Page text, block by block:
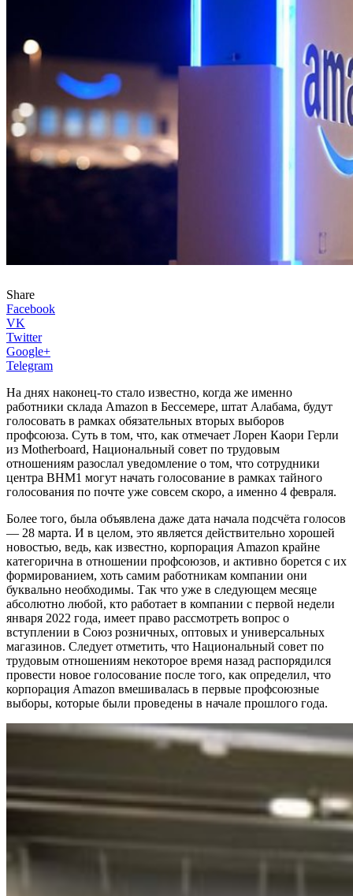
Share
Facebook
VK
Twitter
Google+
Telegram
На днях наконец-то стало известно, когда же именно
работники склада Amazon в Бессемере, штат Алабама, будут
голосовать в рамках обязательных вторых выборов
профсоюза. Суть в том, что, как отмечает Лорен Каори Герли
из Motherboard, Национальный совет по трудовым
отношениям разослал уведомление о том, что сотрудники
центра BHM1 могут начать голосование в рамках тайного
голосования по почте уже совсем скоро, а именно 4 февраля.
Более того, была объявлена даже дата начала подсчёта голосов
— 28 марта. И в целом, это является действительно хорошей
новостью, ведь, как известно, корпорация Amazon крайне
категорична в отношении профсоюзов, и активно борется с их
формированием, хоть самим работникам компании они
буквально необходимы. Так что уже в следующем месяце
абсолютно любой, кто работает в компании с первой недели
января 2022 года, имеет право рассмотреть вопрос о
вступлении в Союз розничных, оптовых и универсальных
магазинов. Следует отметить, что Национальный совет по
трудовым отношениям некоторое время назад распорядился
провести новое голосование после того, как определил, что
корпорация Amazon вмешивалась в первые профсоюзные
выборы, которые были проведены в начале прошлого года.